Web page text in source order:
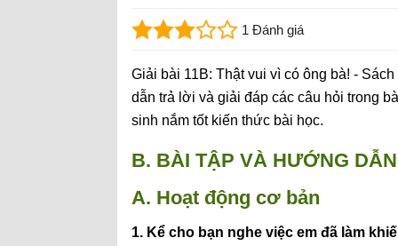
1 Đánh giá
Giải bài 11B: Thật vui vì có ông bà! -
dẫn trả lời và giải đáp các câu hỏi trong
sinh nắm tốt kiến thức bài học.
B. BÀI TẬP VÀ HƯỚNG
A. Hoạt động cơ bản
1. Kể cho bạn nghe việc em đã làm